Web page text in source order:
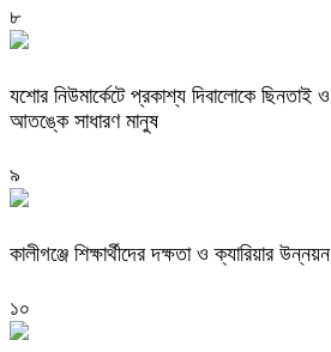
৮
যশোর নিউমার্কেটে প্রকাশ্য দিবালোকে ছিনতাই ও
আতঙ্কে সাধারণ মানুষ
৯
কালীগঞ্জে শিক্ষার্থীদের দক্ষতা ও ক্যারিয়ার
১০